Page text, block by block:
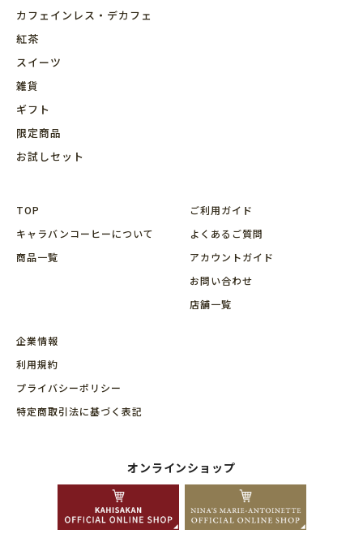
カフェインレス・デカフェ
紅茶
スイーツ
雑貨
ギフト
限定商品
お試しセット
TOP
キャラバンコーヒーについて
商品⼀覧
ご利用ガイド
よくあるご質問
アカウントガイド
お問い合わせ
店舗⼀覧
企業情報
利用規約
プライバシーポリシー
特定商取引法に基づく表記
オンラインショップ